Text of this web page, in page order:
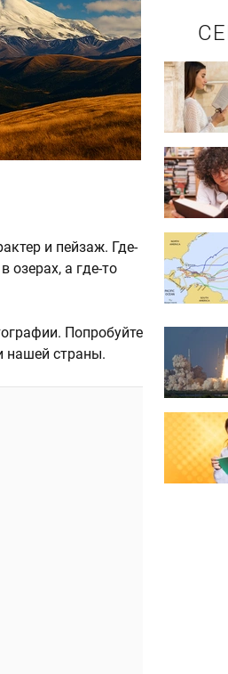
и пейзаж. Где-
озерах, а где-то
Попробуйте
нашей страны.